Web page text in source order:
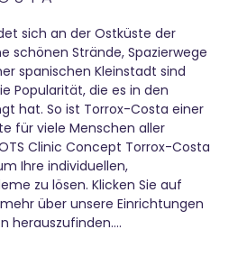
sich an der Ostküste der
schönen Strände, Spazierwege
spanischen Kleinstadt sind
Popularität, die es in den
hat. So ist Torrox-Costa einer
für viele Menschen aller
Clinic Concept Torrox-Costa
Ihre individuellen,
zu lösen. Klicken Sie auf
über unsere Einrichtungen
herauszufinden….